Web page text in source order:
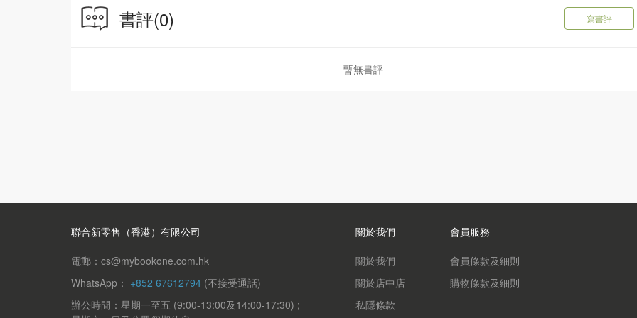
3.面試後試後檢討及準備
書評(0) 寫書評
暫無書評
聯合新零售（香港）有限公司
電郵：cs@mybookone.com.hk
WhatsApp： +852 67612794 (不接受通話)
辦公時間：星期一至五 (9:00-13:00及14:00-17:30) ;
關於我們
關於我們
關於店中店
私隱條款
會員服務
會員條款及細則
購物條款及細則